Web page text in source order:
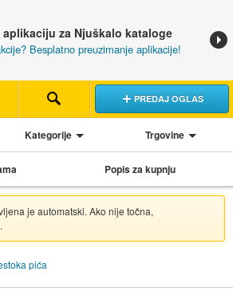
aplikaciju za Njuškalo kataloge
Besplatno preuzimanje aplikacije!
PREDAJ OGLAS
Kategorije Trgovine
Popis za kupnju
je automatski. Ako nije točna,
.
pića